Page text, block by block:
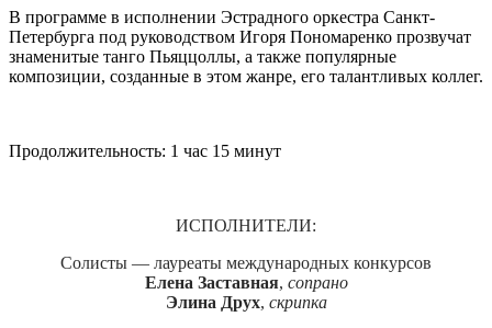
В программе в исполнении Эстрадного оркестра Санкт-
Петербурга под руководством Игоря Пономаренко прозвучат
знаменитые танго Пьяццоллы, а также популярные
композиции, созданные в этом жанре, его талантливых коллег.
Продолжительность: 1 час 15 минут
ИСПОЛНИТЕЛИ:
Солисты — лауреаты международных конкурсов
Елена Заставная, сопрано
Элина Друх, скрипка